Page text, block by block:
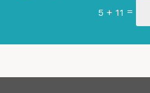
5 + 11 =